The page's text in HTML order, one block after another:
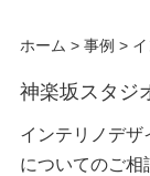
ホーム > 事例 >
神楽坂スタジ
インテリノデザ
についてのご相